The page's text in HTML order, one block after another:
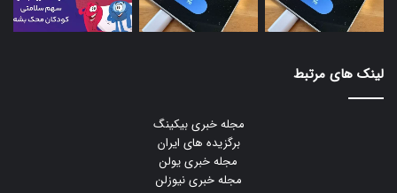
لینک های مرتبط
مجله خبری بیکینگ
برگزیده های ایران
مجله خبری یولن
مجله خبری نیوزلن